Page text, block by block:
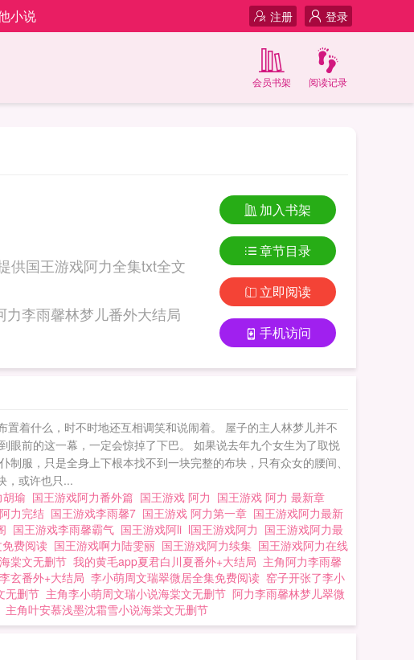
小说 登录
注册
阅读记录
会员书架
供国王游戏阿力全集txt全文
网址：www.kanshuzw.com 国王游戏阿力李雨馨林梦儿番外大结局
加入书架
章节目录
立即阅读
手机访问
着什么，时不时地还互相调笑和说闹着。 屋子的主人林梦儿并不
前的这一幕，一定会惊掉了下巴。 如果说去年九个女生为了取悦
服，只是全身上下根本找不到一块完整的布块，只有众女的腰间、
，或许也只...
瑜 国王游戏阿力番外篇 国王游戏 阿力 国王游戏 阿力 最新章
力完结 国王游戏李雨馨7 国王游戏 阿力第一章 国王游戏阿力最新
国王游戏李雨馨霸气 国王游戏阿li l国王游戏阿力 国王游戏阿力最
费阅读 国王游戏啊力陆雯丽 国王游戏阿力续集 国王游戏阿力在线
棠文无删节 我的黄毛app夏君白川夏番外+大结局 主角阿力李雨馨
玄番外+大结局 李小萌周文瑞翠微居全集免费阅读 窑子开张了李小
无删节 主角李小萌周文瑞小说海棠文无删节 阿力李雨馨林梦儿翠微
主角叶安慕浅墨沈霜雪小说海棠文无删节